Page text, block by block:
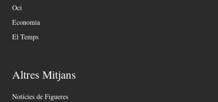
Oci
Economia
El Temps
Altres Mitjans
Notícies de Figueres